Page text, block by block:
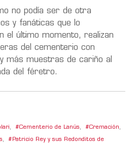
no podía ser de otra
y fanáticas que lo
el último momento, realizan
del cementerio con
más muestras de cariño al
del féretro.
, Cementerio de Lanús, Cremación,
, Patricio Rey y sus Redonditos de